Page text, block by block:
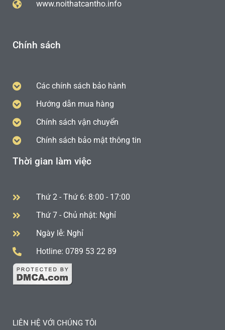
www.noithatcantho.info
Chính sách
Các chính sách bảo hành
Hướng dẫn mua hàng
Chính sách vận chuyển
Chính sách bảo mật thông tin
Thời gian làm việc
Thứ 2 - Thứ 6: 8:00 - 17:00
Thứ 7 - Chủ nhật: Nghỉ
Ngày lễ: Nghỉ
Hotline: 0789 53 22 89
LIÊN HỆ VỚI CHÚNG TÔI